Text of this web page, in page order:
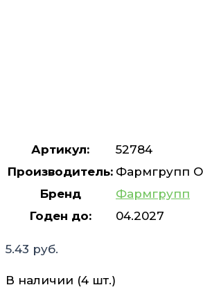
Артикул:
52784
Производитель: Фармгрупп
Бренд
Фармгрупп
Годен до:
04.2027
5.43 руб.
В наличии (4 шт.)